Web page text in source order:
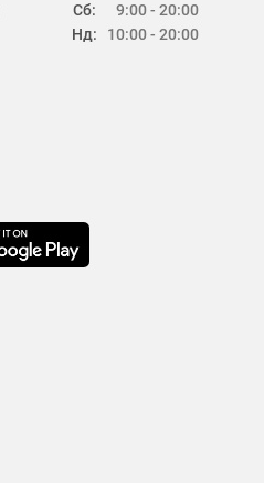
Сб:
Нд:
9:00 - 20:00
10:00 - 20:00